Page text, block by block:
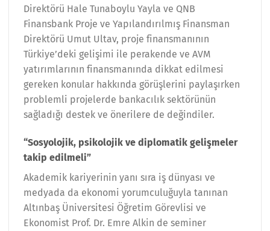
Direktörü Hale Tunaboylu Yayla ve QNB
Finansbank Proje ve Yapılandırılmış Finansman
Direktörü Umut Ultav, proje finansmanının
Türkiye’deki gelişimi ile perakende ve AVM
yatırımlarının finansmanında dikkat edilmesi
gereken konular hakkında görüşlerini paylaşırken
problemli projelerde bankacılık sektörünün
sağladığı destek ve önerilere de değindiler.
“Sosyolojik, psikolojik ve diplomatik gelişmeler
takip edilmeli”
Akademik kariyerinin yanı sıra iş dünyası ve
medyada da ekonomi yorumculuğuyla tanınan
Altınbaş Üniversitesi Öğretim Görevlisi ve
Ekonomist Prof. Dr. Emre Alkin de seminer